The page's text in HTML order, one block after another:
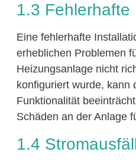
1.3 Fehlerhafte
Eine fehlerhafte
erheblichen Problemen
Heizungsanlage nicht
konfiguriert wurde, kann
Funktionalität
Schäden an der Anlage
1.4